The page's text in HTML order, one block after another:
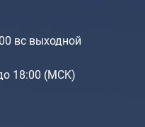
хозяйственные
вс выходной
18:00 (МCK)